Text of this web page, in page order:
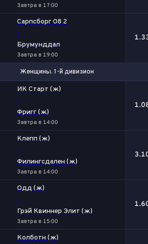
Завтра в 17:00
Сарпсборг 08 2
-
Брумунддал
Завтра в 19:00
Женщины. 1-й дивизион
ИК Старт (ж)
-
Фригг (ж)
Завтра в 14:00
Клепп (ж)
-
Филингсдален (ж)
Завтра в 14:00
Одд (ж)
-
Грэй Квиннер Элит (ж)
Завтра в 15:00
Колботн (ж)